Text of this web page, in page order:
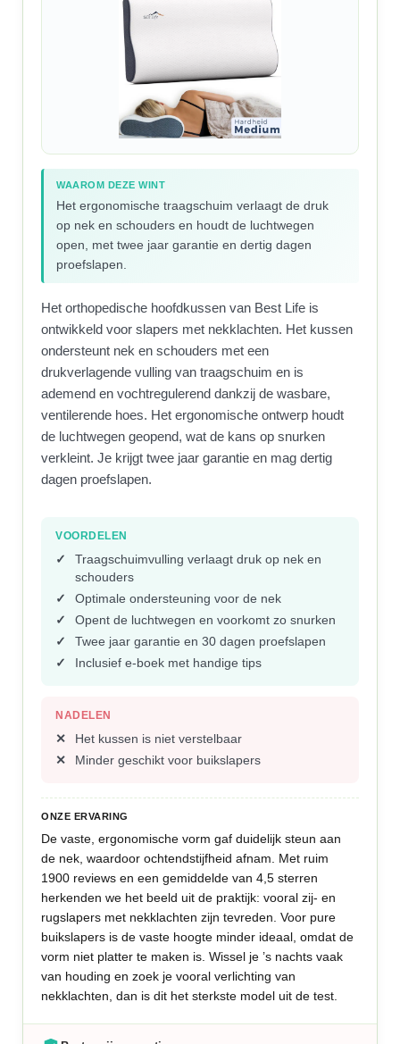
WAAROM DEZE WINT
Het ergonomische traagschuim verlaagt de druk
op nek en schouders en houdt de luchtwegen
open, met twee jaar garantie en dertig dagen
proefslapen.
Het orthopedische hoofdkussen van Best Life is
ontwikkeld voor slapers met nekklachten. Het kussen
ondersteunt nek en schouders met een
drukverlagende vulling van traagschuim en is
ademend en vochtregulerend dankzij de wasbare,
ventilerende hoes. Het ergonomische ontwerp houdt
de luchtwegen geopend, wat de kans op snurken
verkleint. Je krijgt twee jaar garantie en mag dertig
dagen proefslapen.
VOORDELEN
Traagschuimvulling verlaagt druk op nek en
schouders
Optimale ondersteuning voor de nek
Opent de luchtwegen en voorkomt zo snurken
Twee jaar garantie en 30 dagen proefslapen
Inclusief e-boek met handige tips
NADELEN
Het kussen is niet verstelbaar
Minder geschikt voor buikslapers
ONZE ERVARING
De vaste, ergonomische vorm gaf duidelijk steun aan
de nek, waardoor ochtendstijfheid afnam. Met ruim
1900 reviews en een gemiddelde van 4,5 sterren
herkenden we het beeld uit de praktijk: vooral zij- en
rugslapers met nekklachten zijn tevreden. Voor pure
buikslapers is de vaste hoogte minder ideaal, omdat de
vorm niet platter te maken is. Wissel je ’s nachts vaak
van houding en zoek je vooral verlichting van
nekklachten, dan is dit het sterkste model uit de test.